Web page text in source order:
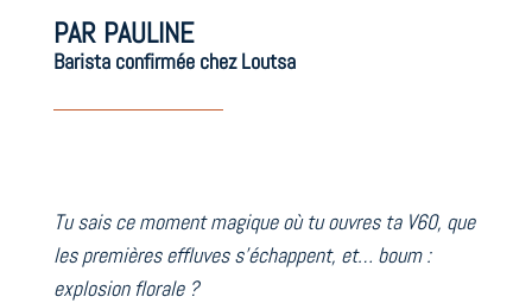
PAR PAULINE
Barista confirmée chez Loutsa
Tu sais ce moment magique où tu ouvres ta V60, que
les premières effluves s’échappent, et… boum :
explosion florale ?